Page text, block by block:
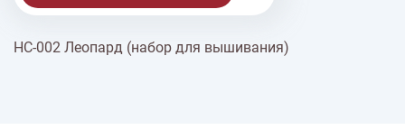
Доставка
НС-002 Леопард (набор для вышивания)